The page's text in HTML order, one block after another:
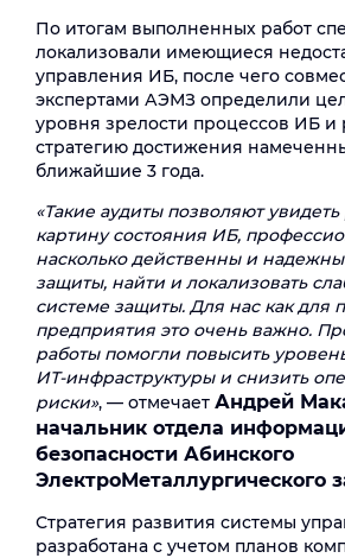
По итогам выполненных работ
локализовали имеющиеся
управления ИБ, после чего
экспертами АЭМЗ определили
уровня зрелости процессов ИБ и
стратегию достижения
ближайшие 3 года.
«Такие аудиты позволяют
картину состояния ИБ,
насколько действенны и надежны
защиты, найти и локализовать
системе защиты. Для нас как
предприятия это очень важно.
работы помогли повысить
ИТ-инфраструктуры и снизить
риски», — отмечает Андрей
начальник отдела
безопасности Абинского
ЭлектроМеталлургического
Стратегия развития системы
разработана с учетом планов